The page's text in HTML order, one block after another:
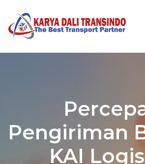
Pengiriman
KAI